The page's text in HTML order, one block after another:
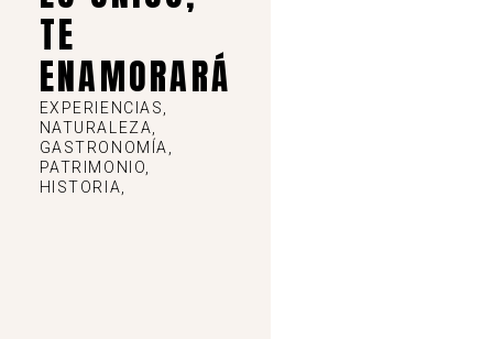
TE
ENAMORARÁ
EXPERIENCIAS,
NATURALEZA,
GASTRONOMÍA,
PATRIMONIO,
HISTORIA,